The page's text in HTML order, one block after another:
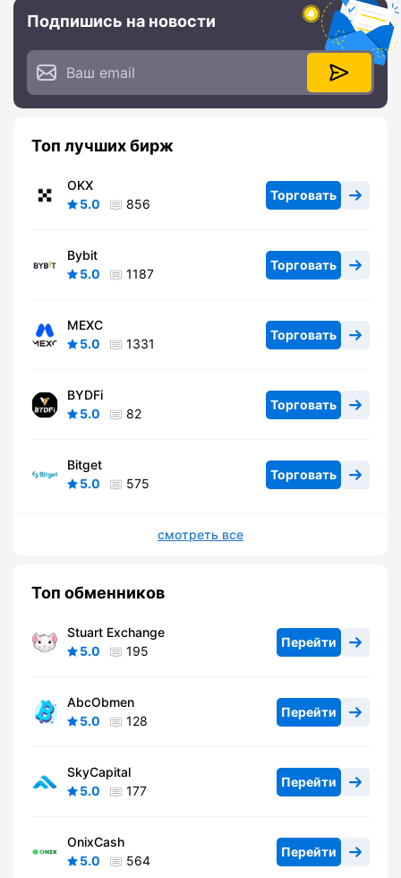
Подпишись на новости
Топ лучших бирж
OKX
5.0
856
Торговать
Bybit
5.0
1187
Торговать
MEXC
5.0
1331
Торговать
BYDFi
5.0
82
Торговать
Bitget
5.0
575
Торговать
смотреть все
Топ обменников
Stuart Exchange
5.0
195
Перейти
AbcObmen
5.0
128
Перейти
SkyCapital
5.0
177
Перейти
OnixCash
5.0
564
Перейти